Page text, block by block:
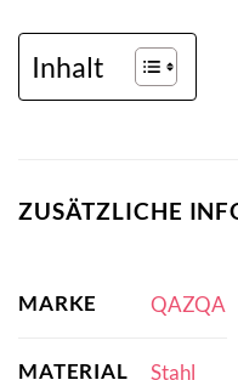
Inhalt
ZUSÄTZLICHE
MARKE QAZQA
MATERIAL Stahl